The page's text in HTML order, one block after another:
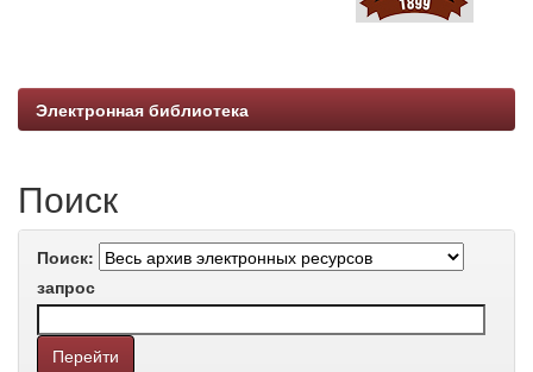
Электронная библиотека
Поиск
Поиск:
запрос